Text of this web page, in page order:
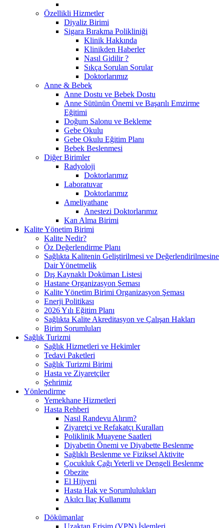
Özellikli Hizmetler
Diyaliz Birimi
Sigara Bırakma Polikliniği
Klinik Hakkında
Klinikden Haberler
Nasıl Gidilir ?
Sıkça Sorulan Sorular
Doktorlarımız
Anne & Bebek
Anne Dostu ve Bebek Dostu
Anne Sütünün Önemi ve Başarılı Emzirme
Eğitimi
Doğum Salonu ve Bekleme
Gebe Okulu
Gebe Okulu Eğitim Planı
Bebek Beslenmesi
Diğer Birimler
Radyoloji
Doktorlarımız
Laboratuvar
Doktorlarımız
Ameliyathane
Anestezi Doktorlarımız
Kan Alma Birimi
Kalite Yönetim Birimi
Kalite Nedir?
Öz Değerlendirme Planı
Sağlıkta Kalitenin Geliştirilmesi ve Değerlendirilmesine
Dair Yönetmelik
Dış Kaynaklı Doküman Listesi
Hastane Organizasyon Şeması
Kalite Yönetim Birimi Organizasyon Şeması
Enerji Politikası
2026 Yılı Eğitim Planı
Sağlıkta Kalite Akreditasyon ve Çalışan Hakları
Birim Sorumluları
Sağlık Turizmi
Sağlık Hizmetleri ve Hekimler
Tedavi Paketleri
Sağlık Turizmi Birimi
Hasta ve Ziyaretçiler
Şehrimiz
Yönlendirme
Yemekhane Hizmetleri
Hasta Rehberi
Nasıl Randevu Alırım?
Ziyaretçi ve Refakatçı Kuralları
Poliklinik Muayene Saatleri
Diyabetin Önemi ve Diyabette Beslenme
Sağlıklı Beslenme ve Fiziksel Aktivite
Çocukluk Çağı Yeterli ve Dengeli Beslenme
Obezite
El Hijyeni
Hasta Hak ve Sorumlulukları
Akılcı İlaç Kullanımı
Dökümanlar
Uzaktan Erişim (VPN) İşlemleri